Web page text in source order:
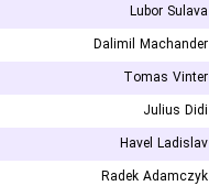
Lubor Sulava
Dalimil Machander
Tomas Vinter
Julius Didi
Havel Ladislav
Radek Adamczyk